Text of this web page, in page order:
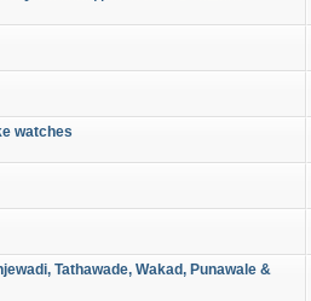
watches
Tathawade, Wakad, Punawale &